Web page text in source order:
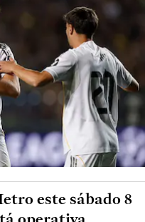
este sábado 8